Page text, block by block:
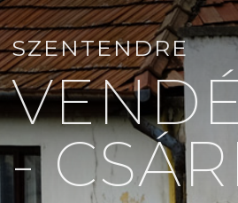
SZENTENDRE
-